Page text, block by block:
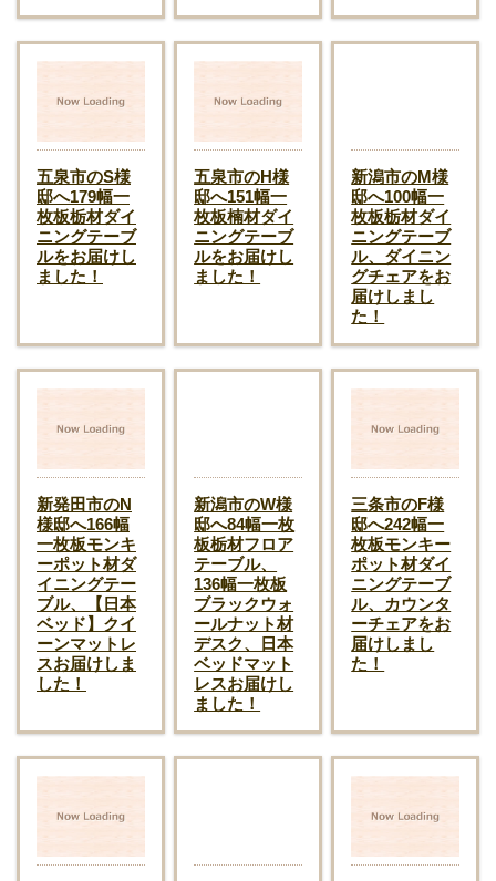
五泉市のS様
邸へ179幅一
枚板栃材ダイ
ニングテーブ
ルをお届けし
ました！
五泉市のH様
邸へ151幅一
枚板楠材ダイ
ニングテーブ
ルをお届けし
ました！
新潟市のM様
邸へ100幅一
枚板栃材ダイ
ニングテーブ
ル、ダイニン
グチェアをお
届けしまし
た！
新発田市のN
様邸へ166幅
一枚板モンキ
ーポット材ダ
イニングテー
ブル、【日本
ベッド】クイ
ーンマットレ
スお届けしま
した！
新潟市のW様
邸へ84幅一枚
板栃材フロア
テーブル、
136幅一枚板
ブラックウォ
ールナット材
デスク、日本
ベッドマット
レスお届けし
ました！
三条市のF様
邸へ242幅一
枚板モンキー
ポット材ダイ
ニングテーブ
ル、カウンタ
ーチェアをお
届けしまし
た！